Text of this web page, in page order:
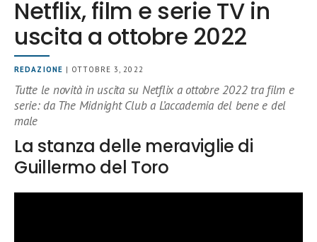
Netflix, film e serie TV in
uscita a ottobre 2022
REDAZIONE | OTTOBRE 3, 2022
Tutte le novità in uscita su Netflix a ottobre 2022 tra film e
serie: da The Midnight Club a L’accademia del bene e del
male
La stanza delle meraviglie di
Guillermo del Toro